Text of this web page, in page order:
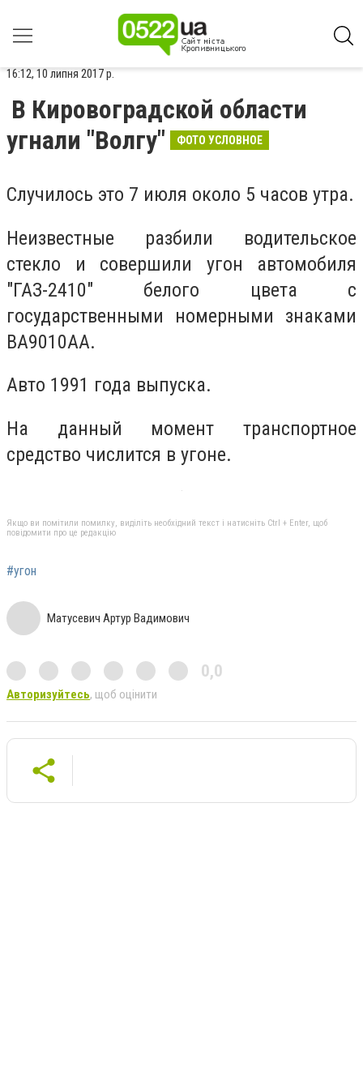
16:12, 10 липня 2017 р.
В Кировоградской области
угнали "Волгу"
ФОТО УСЛОВНОЕ
Случилось это 7 июля около 5 часов утра.
Неизвестные разбили водительское
стекло и совершили угон автомобиля
"ГАЗ-2410" белого цвета с
государственными номерными знаками
ВА9010АА.
Авто 1991 года выпуска.
На данный момент транспортное
средство числится в угоне.
Якщо ви помітили помилку, виділіть необхідний текст і натисніть Ctrl + Enter, щоб
повідомити про це редакцію
#угон
Матусевич Артур Вадимович
0,0
Авторизуйтесь, щоб оцінити